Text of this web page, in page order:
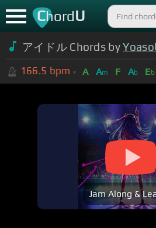
ChordU
アイドル Chords by
166.5 bpm A Am F Ab Eb
Jam Along &